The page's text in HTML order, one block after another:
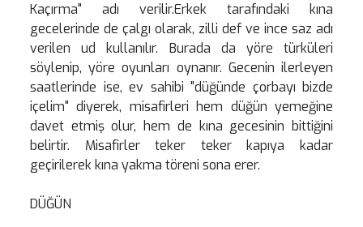
Kaçırma" adı verilir.Erkek tarafındaki kına
gecelerinde de çalgı olarak, zilli def ve ince saz adı
verilen ud kullanılır. Burada da yöre türküleri
söylenip, yöre oyunları oynanır. Gecenin ilerleyen
saatlerinde ise, ev sahibi "düğünde çorbayı bizde
içelim" diyerek, misafirleri hem düğün yemeğine
davet etmiş olur, hem de kına gecesinin bittiğini
belirtir. Misafirler teker teker kapıya kadar
geçirilerek kına yakma töreni sona erer.
DÜĞÜN